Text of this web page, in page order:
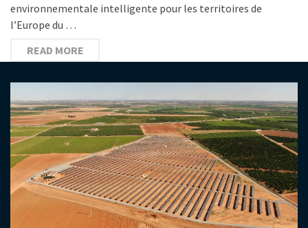
environnementale intelligente pour les territoires de
l’Europe du …
READ MORE